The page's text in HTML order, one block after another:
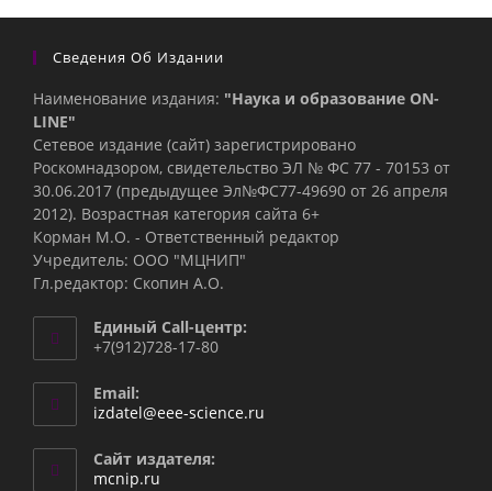
Сведения Об Издании
Наименование издания: "Наука и образование ON-
LINE"
Сетевое издание (сайт) зарегистрировано
Роскомнадзором, свидетельство ЭЛ № ФС 77 - 70153 от
30.06.2017 (предыдущее Эл№ФC77-49690 от 26 апреля
2012). Возрастная категория сайта 6+
Корман М.О. - Ответственный редактор
Учредитель: ООО "МЦНИП"
Гл.редактор: Скопин А.О.
Единый Call-центр:
+7(912)728-17-80
Email:
izdatel@eee-science.ru
Сайт издателя:
mcnip.ru